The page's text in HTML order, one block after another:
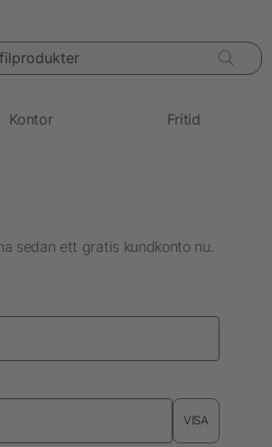
Kontor Fritid
sedan ett gratis kundkonto nu.
VISA